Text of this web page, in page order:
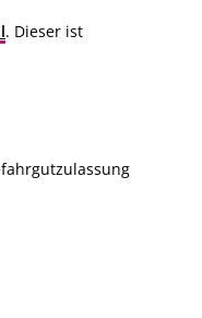
. Dieser ist